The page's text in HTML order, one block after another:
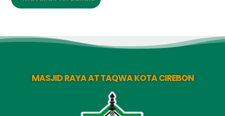
MASJID RAYA AT TAQWA KOTA CIREBON